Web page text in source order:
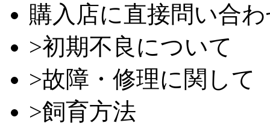
購入店に直接問い合
>初期不良について
>故障・修理に関して
>飼育方法